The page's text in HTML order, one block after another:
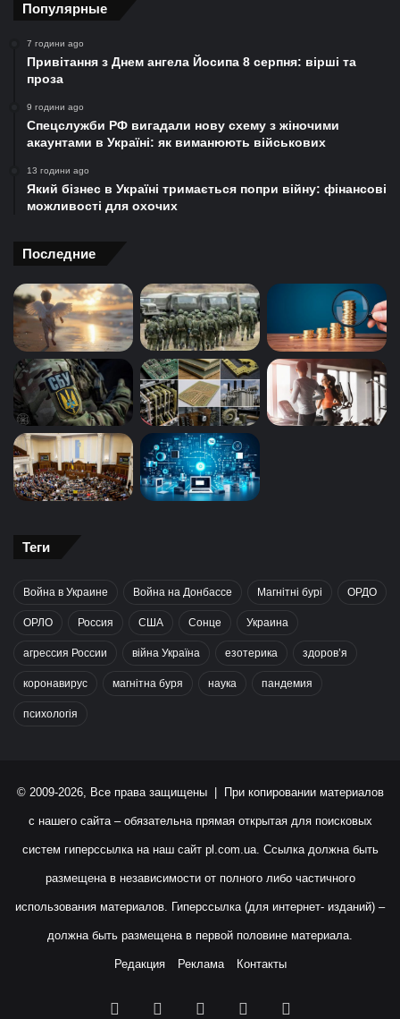
Популярные
7 години ago
Привітання з Днем ангела Йосипа 8 серпня: вірші та
проза
9 години ago
Спецслужби РФ вигадали нову схему з жіночими
акаунтами в Україні: як виманюють військових
13 години ago
Який бізнес в Україні тримається попри війну: фінансові
можливості для охочих
Последние
Теги
Война в Украине Война на Донбассе Магнітні бурі ОРДО
ОРЛО Россия США Сонце Украина
агрессия России війна Україна езотерика здоров’я
коронавирус магнітна буря наука пандемия
психологія
© 2009-2026, Все права защищены | При копировании материалов
с нашего сайта – обязательна прямая открытая для поисковых
систем гиперссылка на наш сайт pl.com.ua. Ссылка должна быть
размещена в независимости от полного либо частичного
использования материалов. Гиперссылка (для интернет- изданий) –
должна быть размещена в первой половине материала.
Редакция Реклама Контакты
Facebook YouTubeInstagram